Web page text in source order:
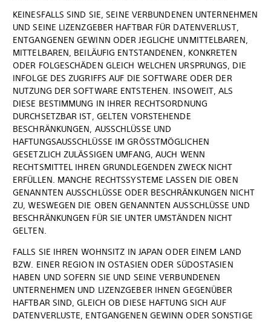
KEINESFALLS SIND SIE, SEINE VERBUNDENEN UNTERNEHMEN
UND SEINE LIZENZGEBER HAFTBAR FÜR DATENVERLUST,
ENTGANGENEN GEWINN ODER JEGLICHE UNMITTELBAREN,
MITTELBAREN, BEILÄUFIG ENTSTANDENEN, KONKRETEN
ODER FOLGESCHÄDEN GLEICH WELCHEN URSPRUNGS, DIE
INFOLGE DES ZUGRIFFS AUF DIE SOFTWARE ODER DER
NUTZUNG DER SOFTWARE ENTSTEHEN. INSOWEIT, ALS
DIESE BESTIMMUNG IN IHRER RECHTSORDNUNG
DURCHSETZBAR IST, GELTEN VORSTEHENDE
BESCHRÄNKUNGEN, AUSSCHLÜSSE UND
HAFTUNGSAUSSCHLÜSSE IM GRÖSSTMÖGLICHEN
GESETZLICH ZULÄSSIGEN UMFANG, AUCH WENN
RECHTSMITTEL IHREN GRUNDLEGENDEN ZWECK NICHT
ERFÜLLEN. MANCHE RECHTSSYSTEME LASSEN DIE OBEN
GENANNTEN AUSSCHLÜSSE ODER BESCHRÄNKUNGEN NICHT
ZU, WESWEGEN DIE OBEN GENANNTEN AUSSCHLÜSSE UND
BESCHRÄNKUNGEN FÜR SIE UNTER UMSTÄNDEN NICHT
GELTEN.
FALLS SIE IHREN WOHNSITZ IN JAPAN ODER EINEM LAND
BZW. EINER REGION IN OSTASIEN ODER SÜDOSTASIEN
HABEN UND SOFERN SIE UND SEINE VERBUNDENEN
UNTERNEHMEN UND LIZENZGEBER IHNEN GEGENÜBER
HAFTBAR SIND, GLEICH OB DIESE HAFTUNG SICH AUF
DATENVERLUSTE, ENTGANGENEN GEWINN ODER SONSTIGE